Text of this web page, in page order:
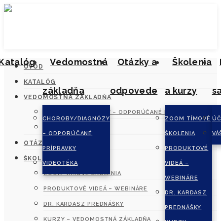
Vedomostná
základňa
CHOROBY/DIAGNÓZY
– ODPORÚČANÉ
PRÍPRAVKY
VIDEOTÉKA
Otázky a
odpovede
Školenia
a kurzy
ZOOM TÍMOVÉ
ŠKOLENIA
PRODUKTOVÉ
VIDEÁ –
WEBINÁRE
DR. KARDASZ
PREDNÁŠKY
ÚVOD
KATALÓG
VEDOMOSTNÁ ZÁKLADŇA
CHOROBY/DIAGNÓZY – ODPORÚČANÉ PRÍPRAVKY
OTÁZKY A ODPOVEDE
ŠKOLENIA A KURZY
ZOOM TÍMOVÉ ŠKOLENIA
PRODUKTOVÉ VIDEÁ – WEBINÁRE
DR. KARDASZ PREDNÁŠKY
KURZY – VEDOMOSTNÁ ZÁKLADŇA